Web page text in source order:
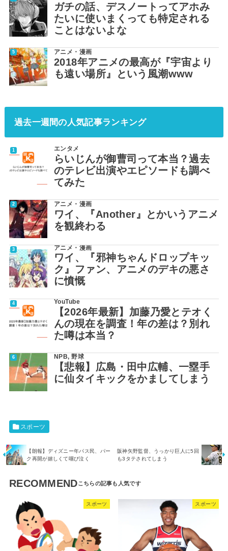
ガチの話、デスノートってアホみ
たいに使いまくっても特定される
ことはないよな
アニメ・漫画
2018年アニメの最高が『宇宙より
も遠い場所』という風潮www
過去一週間の人気記事ランキング
エンタメ
らいじんが御曹司って本当？過去
のテレビ出演やエピソードも調べ
てみた
アニメ・漫画
ワイ、『Another』とかいうアニメ
を観終わる
アニメ・漫画
ワイ、『邪神ちゃんドロップキッ
ク』ファン、アニメのデキの悪さ
に憤慨
YouTube
【2026年最新】加藤乃愛とテオく
んの現在を調査！年の差は？別れ
た噂は本当？
NPB,野球
【悲報】広島・田中広輔、一塁手
に仙タイキックをかましてしまう
スポーツ
【朗報】ディズニー年パス民、パー
ク再開が嬉しくて咽び泣く
阪神矢野監督、うっかり巨人に5回
も3タテされてしまう
RECOMMEND
スポーツ スポーツ